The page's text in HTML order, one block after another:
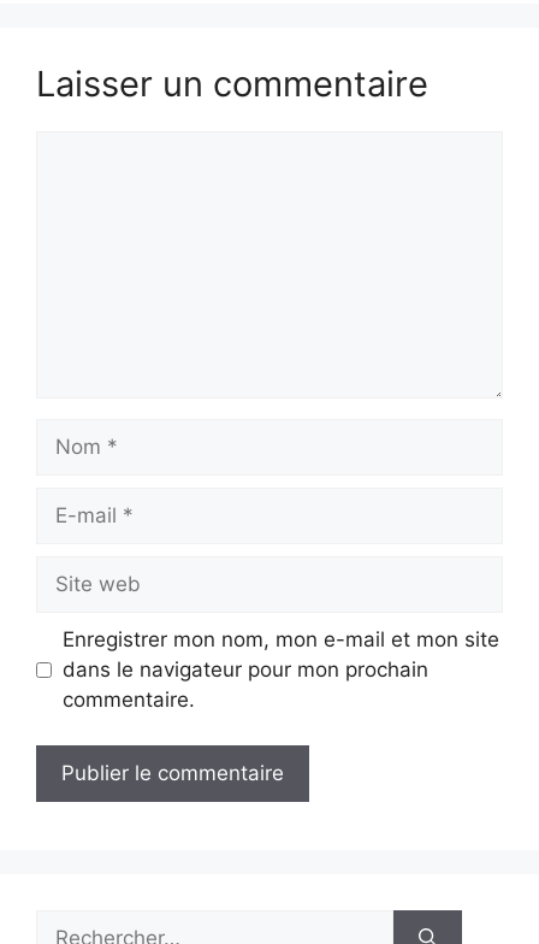
Laisser un commentaire
mail
web
Enregistrer mon nom, mon e-mail et mon site
dans le navigateur pour mon prochain
commentaire.
Rechercher :